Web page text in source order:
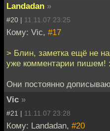
Landadan »
#20 | 11.11.07 23:25
Кому: Vic, #17
> Блин, заметка ещё не
уже комментарии пишем!
Они постоянно
Vic »
#21 | 11.11.07 23:28
Кому: Landadan, #20